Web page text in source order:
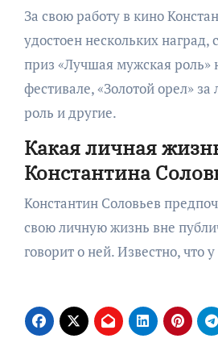
За свою работу в кино
удостоен нескольких наград,
приз «Лучшая мужская роль»
фестивале, «Золотой орел»
роль и другие.
Какая личная
Константина
Константин Соловьев
свою личную жизнь вне
говорит о ней. Известно, что